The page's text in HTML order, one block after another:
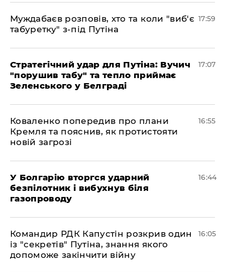
Муждабаєв розповів, хто та коли "виб'є
табуретку" з-під Путіна
17:59
Стратегічний удар для Путіна: Вучич
"порушив табу" та тепло приймає
Зеленського у Белграді
17:07
Коваленко попередив про плани
Кремля та пояснив, як протистояти
новій загрозі
16:55
У Болгарію вторгся ударний
безпілотник і вибухнув біля
газопроводу
16:44
Командир РДК Капустін розкрив один
із "секретів" Путіна, знання якого
допоможе закінчити війну
16:05